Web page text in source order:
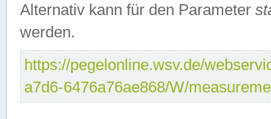
Alternativ kann für den Parameter
werden.
https://pegelonline.wsv.de/
a7d6-6476a76ae868/W/